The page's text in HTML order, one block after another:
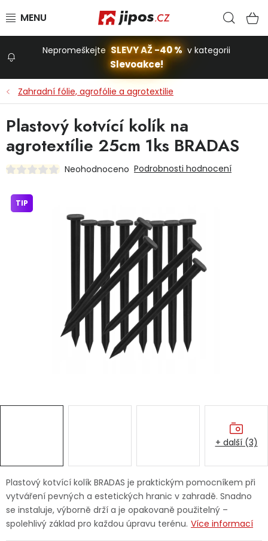
Stavba a dům
Autodoplňky
Značky
Nepromeškejte SLEVY AŽ -40 % v kategorii
Slevoakce!
Zahradní fólie, agrofólie a agrotextilie
Plastový kotvící kolík BRADAS je praktickým pomocníkem při
vytváření pevných a estetických hranic v zahradě. Snadno
se instaluje, výborně drží a je opakovaně použitelný –
spolehlivý základ pro každou úpravu terénu. Více informací
Plastový kotvící kolík na
agrotextílie 25cm 1ks BRADAS
Neohodnoceno Podrobnosti hodnocení
TIP
+ další (3)